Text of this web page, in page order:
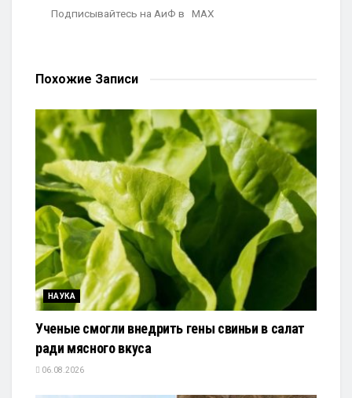
Подписывайтесь на АиФ в MAX
Похожие Записи
НАУКА
Ученые смогли внедрить гены свиньи в салат
ради мясного вкуса
06.08.2026